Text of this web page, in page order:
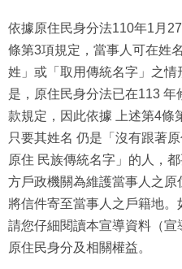
依據原住民身分法110年1月
條第3項規定，當事人可在姓
姓」或「取用傳統名字」之
是，原住民身分法已在113
款規定，因此依據 上述第4條
只要其姓名 仍是「沒有跟著
原住 民族傳統名字」的人，
方戶政機關為維護當事人之
將信件寄至當事人之戶籍地。
請您仔細閱讀本宣導資料（
原住民身分及相關權益。